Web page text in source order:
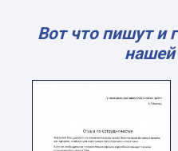
Вот что пишут и
нашей